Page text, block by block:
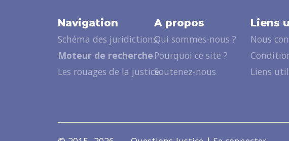
Navigation
Schéma des juridictions
Moteur de recherche
Les rouages de la justice
A propos
Qui sommes-nous ?
Pourquoi ce site ?
Soutenez-nous
Liens
Nous
Liens